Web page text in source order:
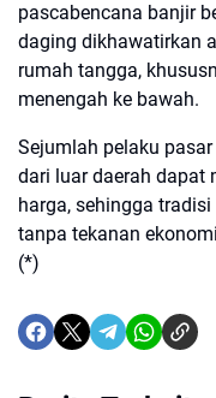
pascabencana banjir
daging dikhawatirkan
rumah tangga,
menengah ke bawah.
Sejumlah pelaku
dari luar daerah dapat
harga, sehingga
tanpa tekanan
(*)